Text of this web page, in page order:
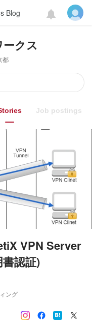
Blog
クス
都
Job postings
VPN Server
認証)
ング